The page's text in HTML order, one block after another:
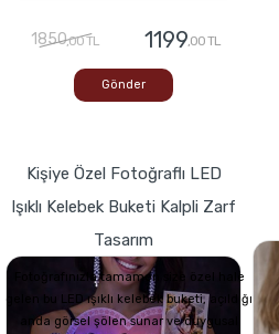
1850,00 TL 1199,00 TL
Gönder
Kişiye Özel Fotoğraflı LED
Işıklı Kelebek Buketi Kalpli Zarf
Tasarım
Fotoğrafınızla tamamen size özel hale
gelen bu LED ışıklı kelebek buketi, açıldığı
anda görsel şölen sunar ve duygusal